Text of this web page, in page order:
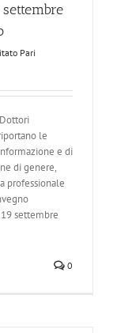
Pari
le
e di
di genere,
professionale
settembre
0